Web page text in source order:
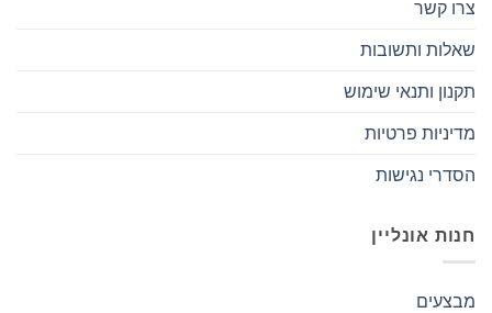
צרו קשר
שאלות ותשובות
תקנון ותנאי שימוש
מדיניות פרטיות
הסדרי נגישות
חנות אונליין
מבצעים